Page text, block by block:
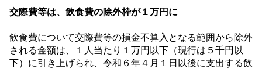
交際費等は、飲食費の除外枠が１万円に
飲食費について交際費等の損金不算入となる範囲から除外
される金額は、１人当たり１万円以下（現行は５千円以
下）に引き上げられ、令和６年４月１日以後に支出する飲